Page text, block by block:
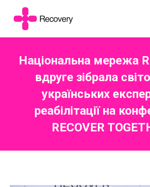
Національна мережа
вдруге зібрала
українських
реабілітації на
RECOVER